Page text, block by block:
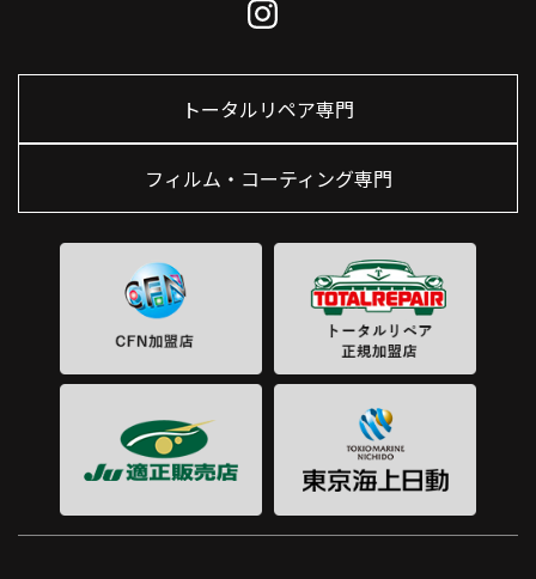
トータルリペア専門
フィルム・コーティング専門